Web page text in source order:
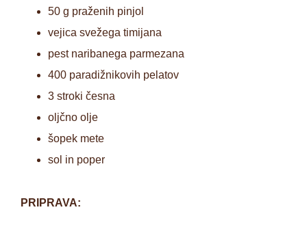
50 g praženih pinjol
vejica svežega timijana
pest naribanega parmezana
400 paradižnikovih pelatov
3 stroki česna
oljčno olje
šopek mete
sol in poper
PRIPRAVA: